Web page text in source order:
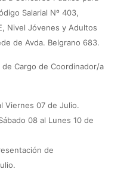
Salarial Nº 403,
Nivel Jóvenes y Adultos
de Avda. Belgrano 683.
de Cargo de Coordinador/a
Viernes 07 de Julio.
08 al Lunes 10 de
de